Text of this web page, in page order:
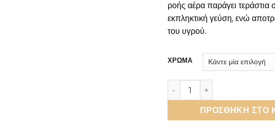
ροής αέρα παράγει τεράστια
εκπληκτική γεύση, ενώ
του υγρού.
ΧΡΩΜΑ
Geek Vape Z Sub-Ohm SE
ΠΡΟΣΘΉΚΗ ΣΤΟ